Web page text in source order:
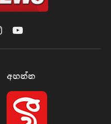
YouTube
අහන්​න